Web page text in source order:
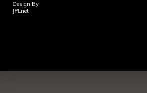
Design By
JPLnet